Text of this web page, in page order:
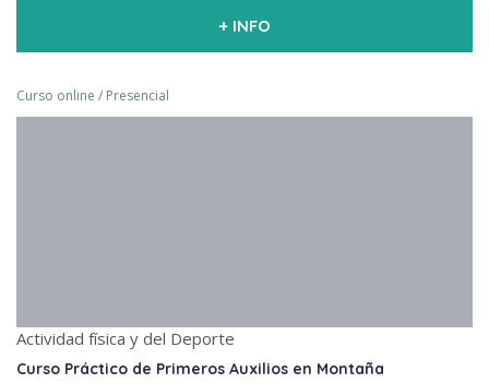
+ INFO
Curso online / Presencial
Actividad física y del Deporte
Curso Práctico de Primeros Auxilios en Montaña